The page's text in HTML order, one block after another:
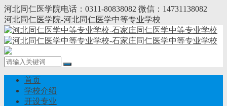
河北同仁医学院电话：0311-80838082 微信：14731138082
河北同仁医学院-河北同仁医学中等专业学校
首页
学校介绍
开设专业